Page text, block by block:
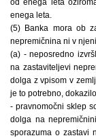
enega leta.
(5) Banka mora ob
nepremičnina ni v
(a) - neposredno
na zastaviteljevi
dolga z vpisom v
je to potrebno,
- pravnomočni sklep
dolga na
sporazuma o zastavi